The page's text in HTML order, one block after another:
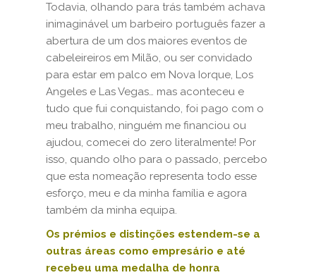
Todavia, olhando para trás também achava
inimaginável um barbeiro português fazer a
abertura de um dos maiores eventos de
cabeleireiros em Milão, ou ser convidado
para estar em palco em Nova Iorque, Los
Angeles e Las Vegas… mas aconteceu e
tudo que fui conquistando, foi pago com o
meu trabalho, ninguém me financiou ou
ajudou, comecei do zero literalmente! Por
isso, quando olho para o passado, percebo
que esta nomeação representa todo esse
esforço, meu e da minha família e agora
também da minha equipa.
Os prémios e distinções estendem-se a
outras áreas como empresário e até
recebeu uma medalha de honra